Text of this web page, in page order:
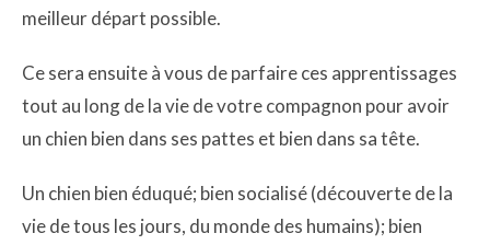
meilleur départ possible.
Ce sera ensuite à vous de parfaire ces apprentissages
tout au long de la vie de votre compagnon pour avoir
un chien bien dans ses pattes et bien dans sa tête.
Un chien bien éduqué; bien socialisé (découverte de la
vie de tous les jours, du monde des humains); bien